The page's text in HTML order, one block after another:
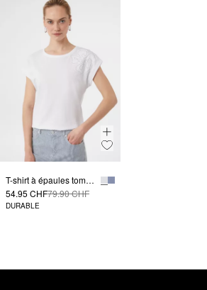
T-shirt à épaules tombantes et motif artistique
54.95 CHF79.90 CHF
DURABLE